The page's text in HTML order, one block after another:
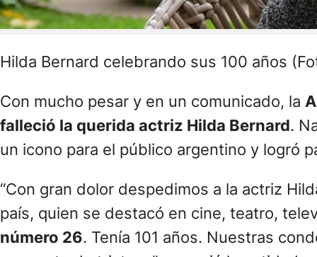
Hilda Bernard celebrando sus 100 años
Con mucho pesar y en un comunicado, la
falleció la querida actriz Hilda Bernard.
un icono para el público argentino y logró
“Con gran dolor despedimos a la actriz
país, quien se destacó en cine, teatro,
número 26. Tenía 101 años. Nuestras